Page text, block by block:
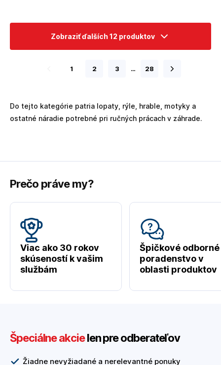
Zobraziť ďalších 12 produktov
1 2 3 … 28
Do tejto kategórie patria lopaty, rýle, hrable, motyky a
ostatné náradie potrebné pri ručných prácach v záhrade.
Prečo práve my?
Viac ako 30 rokov
skúseností k vašim
službám
Špičkové odborné
poradenstvo v
oblasti produktov
Špeciálne akcielen pre odberateľov
Žiadne nevyžiadané a nerelevantné ponuky